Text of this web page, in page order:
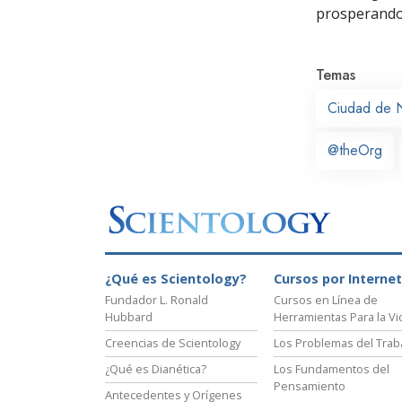
Temas
Ciudad de
@theOrg
¿Qué es Scientology?
Fundador L. Ronald
Hubbard
Creencias de Scientology
¿Qué es Dianética?
Antecedentes y Orígenes
Cursos por Internet
Cursos en Línea de
Herramientas Para la
Los Problemas del
Los Fundamentos del
Pensamiento